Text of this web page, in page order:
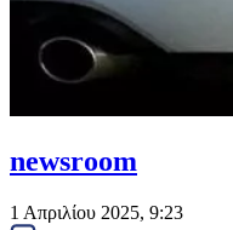
newsroom
1 Απριλίου 2025, 9:23